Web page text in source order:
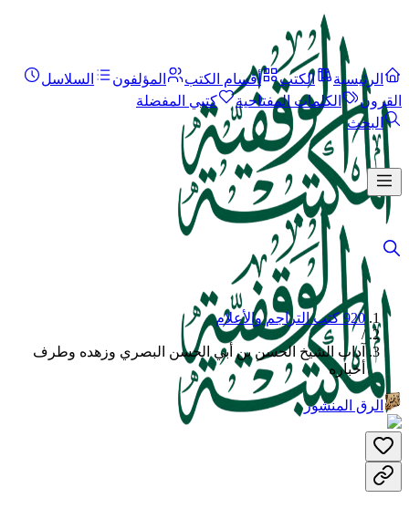
الرئيسية الكتب أقسام الكتب المؤلفون
السلاسل
القرون
الكلمات المفتاحية
كتبي المفضلة
البحث
920 كتب التراجم والأعلام
/
آداب الشيخ الحسن بن أبي الحسن البصري وزهده وطرف
أخباره
الرق المنشور